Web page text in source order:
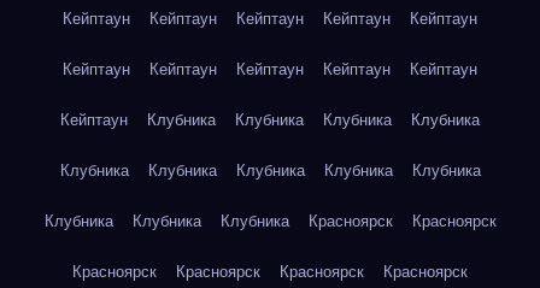
Кейптаун Кейптаун Кейптаун Кейптаун Кейптаун
Кейптаун Кейптаун Кейптаун Кейптаун Кейптаун
Кейптаун Клубника Клубника Клубника Клубника
Клубника Клубника Клубника Клубника Клубника
Клубника Клубника Клубника Красноярск Красноярск
Красноярск Красноярск Красноярск Красноярск